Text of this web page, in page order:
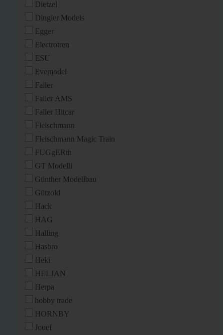
Dietzel
Dingler Models
Egger
Electrotren
ESU
Evemodel
Faller
Faller AMS
Faller Hitcar
Fleischmann
Fleischmann Magic Train
FUGgERth
GT Modelli
Günther Modellbau
Gützold
Hack
HAG
Halling
Hasbro
Heki
HELJAN
Herpa
hobby trade
HORNBY
Jouef